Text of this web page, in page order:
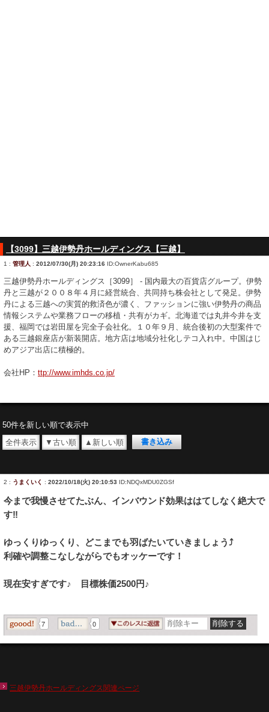
【3099】三越伊勢丹ホールディングス【三越】
1 : 管理人 : 2012/07/30(月) 20:23:16 ID:OwnerKabu685
三越伊勢丹ホールディングス［3099］ - 国内最大の百貨店グループ。伊勢
丹と三越が２００８年４月に経営統合、共同持ち株会社として発足。伊勢
丹による三越への実質的救済色が濃く、ファッションに強い伊勢丹の商品
情報システムや業務フローの移植・共有がカギ。北海道では丸井今井を支
援、福岡では岩田屋を完全子会社化。１０年９月、統合後初の大型案件で
ある三越銀座店が新装開店。地方店は地域分社化しテコ入れ中。中国はじ
めアジア出店に積極的。
会社HP： ttp://www.imhds.co.jp/
50件を新しい順で表示中
全件表示
▼古い順 ▲新しい順
2 : うまくいく : 2022/10/18(火) 20:10:53 ID:NDQxMDU0ZGSf
今まで我慢させてたぶん、インバウンド効果ははてしなく絶大で
す‼️
ゆっくりゆっくり、どこまでも羽ばたいていきましょう⤴️
利確や調整こなしながらでもオッケーです！
現在安すぎです♪ 目標株価2500円♪
7 0
三越伊勢丹ホールディングス関連ページ